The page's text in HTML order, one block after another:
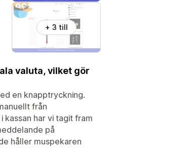
+ 3 till
valuta, vilket gör
en knapptryckning.
från
har vi tagit fram
på
håller muspekaren